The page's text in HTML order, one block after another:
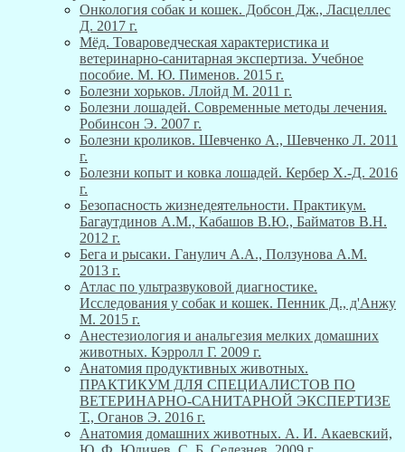
Онкология собак и кошек. Добсон Дж., Ласцеллес
Д. 2017 г.
Мёд. Товароведческая характеристика и
ветеринарно-санитарная экспертиза. Учебное
пособие. М. Ю. Пименов. 2015 г.
Болезни хорьков. Ллойд М. 2011 г.
Болезни лошадей. Современные методы лечения.
Робинсон Э. 2007 г.
Болезни кроликов. Шевченко А., Шевченко Л. 2011
г.
Болезни копыт и ковка лошадей. Кербер Х.-Д. 2016
г.
Безопасность жизнедеятельности. Практикум.
Багаутдинов А.М., Кабашов В.Ю., Байматов В.Н.
2012 г.
Бега и рысаки. Ганулич А.А., Ползунова А.М.
2013 г.
Атлас по ультразвуковой диагностике.
Исследования у собак и кошек. Пенник Д., д'Анжу
М. 2015 г.
Анестезиология и анальгезия мелких домашних
животных. Кэрролл Г. 2009 г.
Анатомия продуктивных животных.
ПРАКТИКУМ ДЛЯ СПЕЦИАЛИСТОВ ПО
ВЕТЕРИНАРНО-САНИТАРНОЙ ЭКСПЕРТИЗЕ
Т., Оганов Э. 2016 г.
Анатомия домашних животных. А. И. Акаевский,